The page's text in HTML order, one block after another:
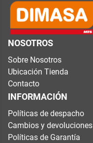
NOSOTROS
Sobre Nosotros
Ubicación Tienda
Contacto
INFORMACIÓN
Políticas de despacho
Cambios y devoluciones
Políticas de Garantía